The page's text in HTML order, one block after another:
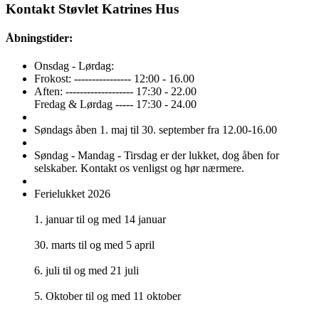
Kontakt Støvlet Katrines Hus
Åbningstider:
Onsdag - Lørdag:
Frokost: ---------------- 12:00 - 16.00
Aften: ------------------- 17:30 - 22.00
Fredag & Lørdag ----- 17:30 - 24.00
Søndags åben 1. maj til 30. september fra 12.00-16.00
Søndag - Mandag - Tirsdag er der lukket, dog åben for
selskaber. Kontakt os venligst og hør nærmere.
Ferielukket 2026
1. januar til og med 14 januar
30. marts til og med 5 april
6. juli til og med 21 juli
5. Oktober til og med 11 oktober